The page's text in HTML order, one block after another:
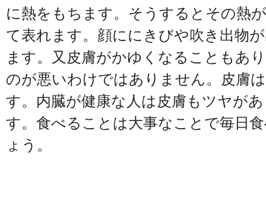
に熱をもちます。そうするとその熱
て表れます。顔ににきびや吹き出物
ます。又皮膚がかゆくなることもあ
のが悪いわけではありません。皮膚
す。内臓が健康な人は皮膚もツヤが
す。食べることは大事なことで毎日
ょう。